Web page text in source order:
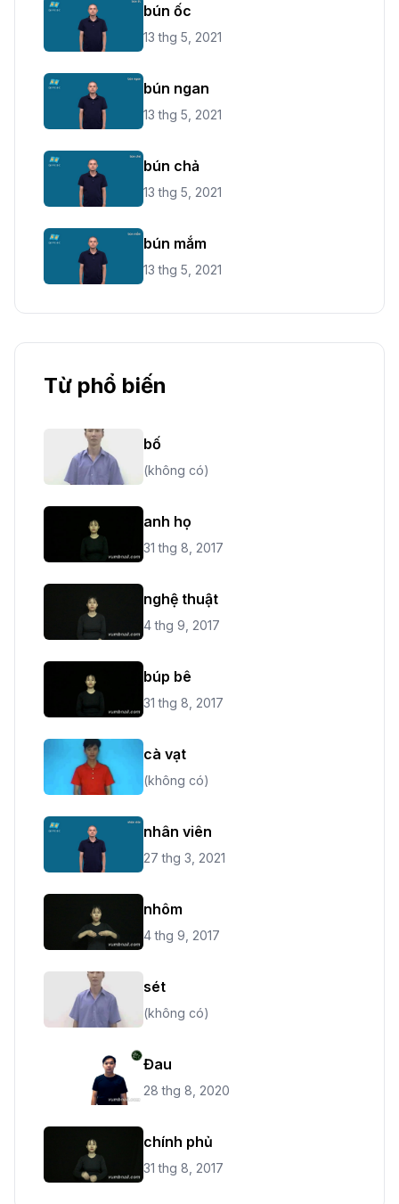
bún ốc
13 thg 5, 2021
bún ngan
13 thg 5, 2021
bún chả
13 thg 5, 2021
bún mắm
13 thg 5, 2021
Từ phổ biến
bố
(không có)
anh họ
31 thg 8, 2017
nghệ thuật
4 thg 9, 2017
búp bê
31 thg 8, 2017
cà vạt
(không có)
nhân viên
27 thg 3, 2021
nhôm
4 thg 9, 2017
sét
(không có)
Đau
28 thg 8, 2020
chính phủ
31 thg 8, 2017